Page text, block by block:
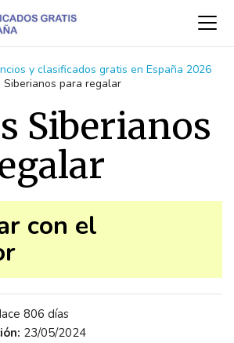
y clasificados gratis en España 2026
Siberianos para regalar
Siberianos
con el
806 días
23/05/2024